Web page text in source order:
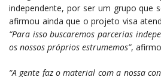
independente, por ser um grupo que
afirmou ainda que o projeto visa
“Para isso buscaremos parcerias
os nossos próprios estrumemos”,
“A gente faz o material com a nossa